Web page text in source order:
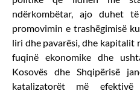
ndërkombëtar, ajo duhet
promovimin e trashëgimisë
liri dhe pavarësi, dhe kapitalit
fuqinë ekonomike dhe
Kosovës dhe Shqipërisë
katalizatorët më